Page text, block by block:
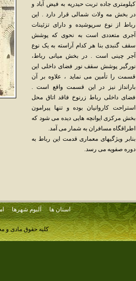
کیلومتری جاده تربت حیدریه به فیض آباد و
در بخش مه ولات شمالی قرار دارد . این
رباط از نوع سرپوشیده و دارای تزئینات
آجری متعددی است به نحوی که پوشش
سقف گنبدی بنا هر کدام آراسته به یک نوع
آجر چینی است . در بخش میانی رباط،
نورگیر پوشش سقف نور فضای داخلی این
قسمت را تأمین می نماید ، علاوه بر آن
بارانداز نیز در این قسمت واقع است .
فضای داخلی رباط زرنوخ فاقد اتاق محل
استراحت کاروانیان بوده و تنها پیرامون
بخش مرکزی ایوانچه هایی دیده می شود که
اطراقگاه مسافران به شمار می آمد.
بنابر ویژگیهای معماری قدمت این رباط به
دوره صفویه می رسد.
استان ها آلبوم شهرها
کلیه حقوق مادی و